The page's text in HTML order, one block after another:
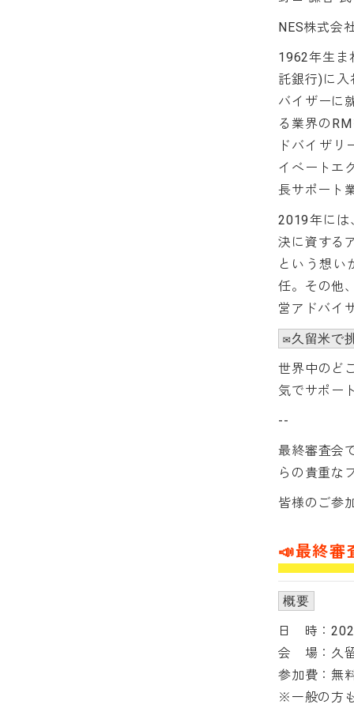
NES株式会
1962年生ま
託銀行)に
バイザーに
る業界の
ドバイザリ
イベートエ
長サポート
2019年には
決に資する
という想い
任。その他
営アドバイ
✉️久留米で
世界中のど
気でサポー
--
最終審査会
らの貴重な
皆様のご参
📣最終審
概要
日 時：
会 場：久留
参加費：無
※一般の方